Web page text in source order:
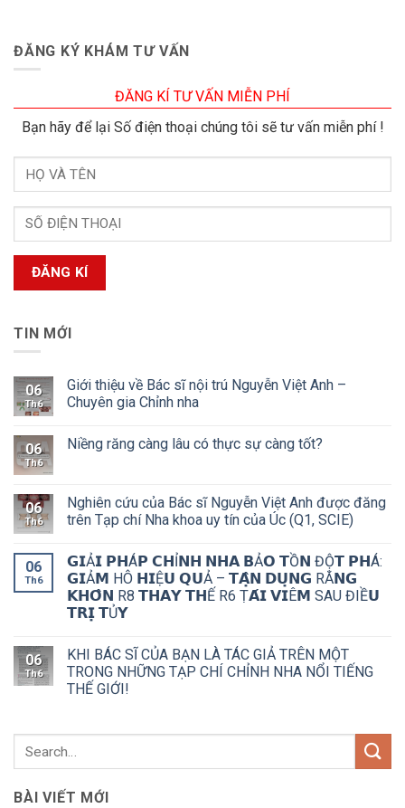
ĐĂNG KÝ KHÁM TƯ VẤN
ĐĂNG KÍ TƯ VẤN MIỄN PHÍ
Bạn hãy để lại Số điện thoại chúng tôi sẽ tư vấn miễn phí !
TIN MỚI
06
Th6
Giới thiệu về Bác sĩ nội trú Nguyễn Việt Anh –
Chuyên gia Chỉnh nha
06
Th6
Niềng răng càng lâu có thực sự càng tốt?
06
Th6
Nghiên cứu của Bác sĩ Nguyễn Việt Anh được đăng
trên Tạp chí Nha khoa uy tín của Úc (Q1, SCIE)
06
Th6
𝗚𝗜Ả𝗜 𝗣𝗛Á𝗣 𝗖𝗛Ỉ𝗡𝗛 𝗡𝗛𝗔 𝗕Ả𝗢 𝗧Ồ𝗡 ĐỘ̣𝗧 𝗣𝗛Á:
𝗚𝗜Ả𝗠 HÔ 𝗛𝗜Ệ𝗨 𝗤𝗨Ả – 𝗧𝗔̣̂𝗡 𝗗𝗨̣𝗡𝗚 RĂ𝗡𝗚
𝗞𝗛𝗢̂𝗡 R8 𝗧𝗛𝗔𝗬 𝗧𝗛Ế R6 Ṭ𝗔́𝗜 𝗩𝗜Ê𝗠 SAU ĐIỀ𝗨
𝗧𝗥𝗜̣ 𝗧Ủ𝗬
06
Th6
KHI BÁC SĨ CỦA BẠN LÀ TÁC GIẢ TRÊN MỘT
TRONG NHỮNG TẠP CHÍ CHỈNH NHA NỔI TIẾNG
THẾ GIỚI!
BÀI VIẾT MỚI